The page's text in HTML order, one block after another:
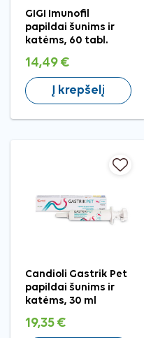
GIGI Imunofil
papildai šunims ir
katėms, 60 tabl.
14,49 €
Į krepšelį
Candioli Gastrik Pet
papildai šunims ir
katėms, 30 ml
19,35 €